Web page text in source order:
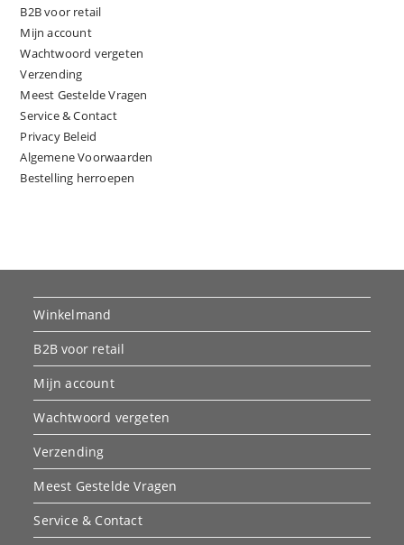
B2B voor retail
Mijn account
Wachtwoord vergeten
Verzending
Meest Gestelde Vragen
Service & Contact
Privacy Beleid
Algemene Voorwaarden
Bestelling herroepen
Winkelmand
B2B voor retail
Mijn account
Wachtwoord vergeten
Verzending
Meest Gestelde Vragen
Service & Contact